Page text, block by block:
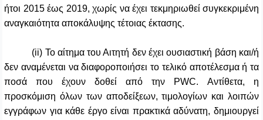
ήτοι 2015 έως 2019, χωρίς να έχει τεκμηριωθεί συγκεκριμένη
αναγκαιότητα αποκάλυψης τέτοιας έκτασης.
(ii) Το αίτημα του Αιτητή δεν έχει ουσιαστική βάση και/ή
δεν αναμένεται να διαφοροποιήσει το τελικό αποτέλεσμα ή τα
ποσά που έχουν δοθεί από την PWC. Αντίθετα, η
προσκόμιση όλων των αποδείξεων, τιμολογίων και λοιπών
εγγράφων για κάθε έργο είναι πρακτικά αδύνατη, δημιουργεί